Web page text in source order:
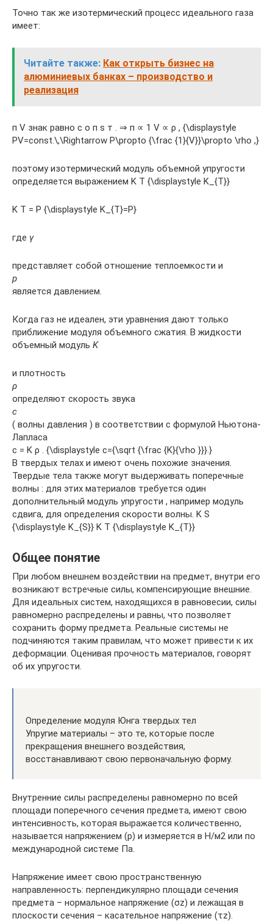
Точно так же изотермический процесс идеального газа
имеет:
Читайте также: Как открыть бизнес на
алюминиевых банках – производство и
реализация
п V знак равно c о п s т . ⇒ п ∝ 1 V ∝ ρ , {\displaystyle
PV=const.\,\Rightarrow P\propto {\frac {1}{V}}\propto \rho ,}
поэтому изотермический модуль объемной упругости
определяется выражением K T {\displaystyle K_{T}}
K T = P {\displaystyle K_{T}=P}
где γ
представляет собой отношение теплоемкости и
р
является давлением.
Когда газ не идеален, эти уравнения дают только
приближение модуля объемного сжатия. В жидкости
объемный модуль K
и плотность
ρ
определяют скорость звука
c
( волны давления ) в соответствии с формулой Ньютона-
Лапласа
c = K ρ . {\displaystyle c={\sqrt {\frac {K}{\rho }}}.}
В твердых телах и имеют очень похожие значения.
Твердые тела также могут выдерживать поперечные
волны : для этих материалов требуется один
дополнительный модуль упругости , например модуль
сдвига, для определения скорости волны. K S
{\displaystyle K_{S}} K T {\displaystyle K_{T}}
Общее понятие
При любом внешнем воздействии на предмет, внутри его
возникают встречные силы, компенсирующие внешние.
Для идеальных систем, находящихся в равновесии, силы
равномерно распределены и равны, что позволяет
сохранить форму предмета. Реальные системы не
подчиняются таким правилам, что может привести к их
деформации. Оценивая прочность материалов, говорят
об их упругости.
Определение модуля Юнга твердых тел
Упругие материалы – это те, которые после
прекращения внешнего воздействия,
восстанавливают свою первоначальную форму.
Внутренние силы распределены равномерно по всей
площади поперечного сечения предмета, имеют свою
интенсивность, которая выражается количественно,
называется напряжением (р) и измеряется в Н/м2 или по
международной системе Па.
Напряжение имеет свою пространственную
направленность: перпендикулярно площади сечения
предмета – нормальное напряжение (σz) и лежащая в
плоскости сечения – касательное напряжение (τz).